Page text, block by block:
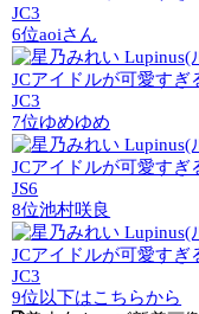
JC3
6位aoiさん
JC3
7位ゆめゆめ
JS6
8位池村咲良
JC3
9位以下はこちらから